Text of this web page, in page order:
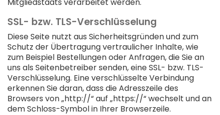
SSL- bzw. TLS-Verschlüsselung
Diese Seite nutzt aus Sicherheitsgründen und zum
Schutz der Übertragung vertraulicher Inhalte, wie
zum Beispiel Bestellungen oder Anfragen, die Sie an
uns als Seitenbetreiber senden, eine SSL- bzw. TLS-
Verschlüsselung. Eine verschlüsselte Verbindung
erkennen Sie daran, dass die Adresszeile des
Browsers von „http://“ auf „https://“ wechselt und an
dem Schloss-Symbol in Ihrer Browserzeile.